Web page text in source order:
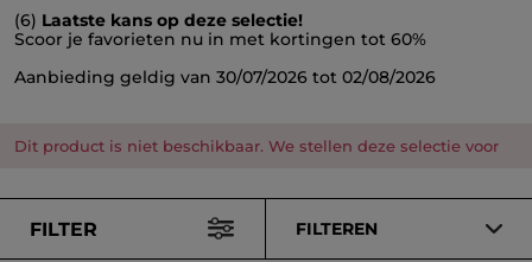
(6) Laatste kans op deze selectie!
Scoor je favorieten nu in met kortingen tot 60%
Aanbieding geldig van 30/07/2026 tot 02/08/2026
Dit product is niet beschikbaar. We stellen deze selectie voor
FILTER FILTEREN